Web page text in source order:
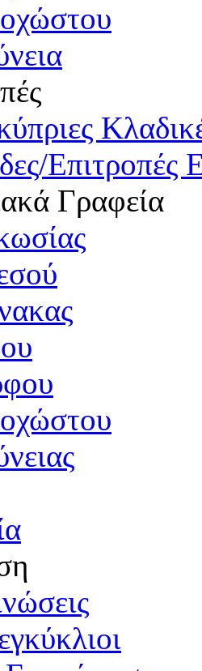
Επιτροπές
Γραφεία